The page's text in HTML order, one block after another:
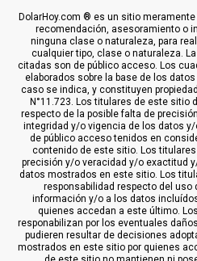
DolarHoy.com ® es un sitio
recomendación, asesoramiento o
ninguna clase o naturaleza, para
cualquier tipo, clase o naturaleza.
citadas son de público acceso. Los
elaborados sobre la base de los
caso se indica, y constituyen
N°11.723. Los titulares de este sitio
respecto de la posible falta de
integridad y/o vigencia de los datos
de público acceso tenidos en
contenido de este sitio. Los
precisión y/o veracidad y/o exactitud
datos mostrados en este sitio. Los
responsabilidad respecto del uso
información y/o a los datos
quienes accedan a este último.
responabilizan por los eventuales
pudieren resultar de decisiones
mostrados en este sitio por quienes